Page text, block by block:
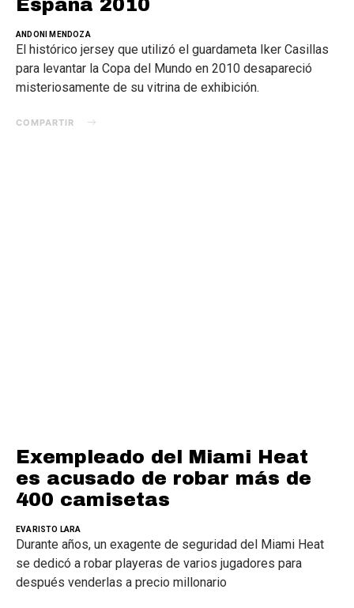
España 2010
ANDONI MENDOZA
El histórico jersey que utilizó el guardameta Iker Casillas
para levantar la Copa del Mundo en 2010 desapareció
misteriosamente de su vitrina de exhibición.
COMPARTIR
Exempleado del Miami Heat
es acusado de robar más de
400 camisetas
EVARISTO LARA
Durante años, un exagente de seguridad del Miami Heat
se dedicó a robar playeras de varios jugadores para
después venderlas a precio millonario